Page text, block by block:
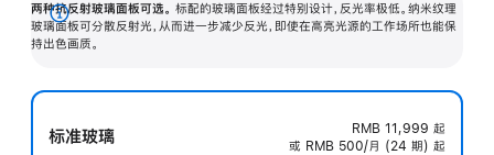
两种抗反射玻璃面板可选。 标配的玻璃面板经过特别设计，反光率极低。纳米纹理
玻璃面板可分散反射光，从而进一步减少反光，即使在高亮光源的工作场所也能保
持出色画质。
展
开
标准玻璃 RMB 11,999 起
或 RMB 500/月 (24 期) 起